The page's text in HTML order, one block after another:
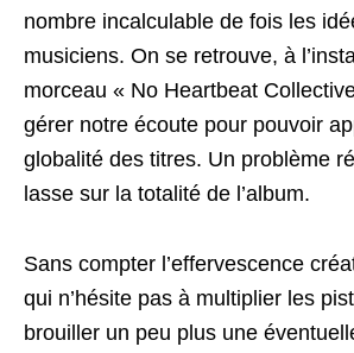
nombre incalculable de fois les
musiciens. On se retrouve, à
morceau « No Heartbeat
gérer notre écoute pour pouvoir
globalité des titres. Un problème
lasse sur la totalité de l’album.
Sans compter l’effervescence
qui n’hésite pas à multiplier les
brouiller un peu plus une